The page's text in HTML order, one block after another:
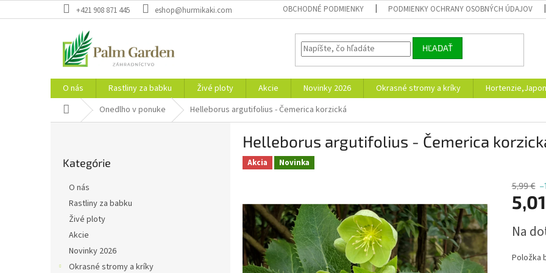
na
+421 908 871 445 eshop@hurmikaki.com OBCHODNÉ PODMIENKY PODMIENKY OCHRANY OSOBNÝCH ÚDAJOV
HĽADAŤ
O nás Rastliny za babku Živé ploty Akcie Novinky 2026 Okrasné stromy a kríky
Domov Onedlho v ponuke Helleborus argutifolius - Čemerica korzická
kategórie
Kategórie
O nás
Rastliny za babku
Živé ploty
Akcie
Novinky 2026
Okrasné stromy a kríky
Helleborus argutifolius - Čemerica
Akcia Novinka
5,99 €
cena:
Na
Položka